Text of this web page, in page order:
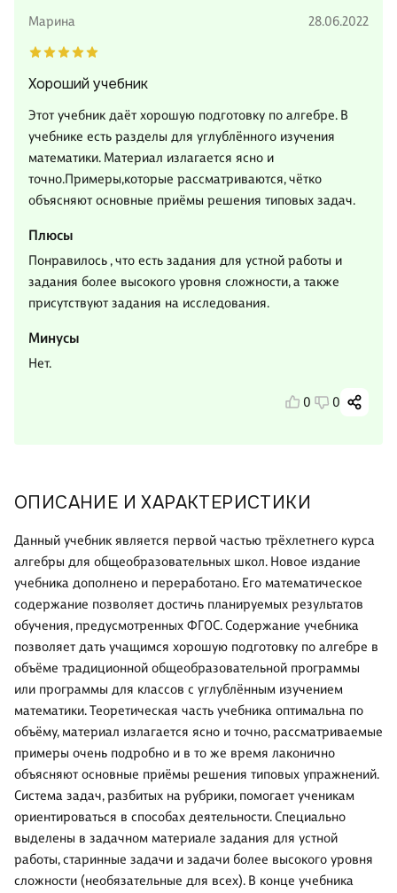
ОПИСАНИЕ И ХАРАКТЕРИСТИКИ
Данный учебник является первой частью трёхлетнего курса
алгебры для общеобразовательных школ. Новое издание
учебника дополнено и переработано. Его математическое
содержание позволяет достичь планируемых результатов
обучения, предусмотренных ФГОС. Содержание учебника
позволяет дать учащимся хорошую подготовку по алгебре в
объёме традиционной общеобразовательной программы
или программы для классов с углублённым изучением
математики. Теоретическая часть учебника оптимальна по
объёму, материал излагается ясно и точно, рассматриваемые
примеры очень подробно и в то же время лаконично
объясняют основные приёмы решения типовых упражнений.
Система задач, разбитых на рубрики, помогает ученикам
ориентироваться в способах деятельности. Специально
выделены в задачном материале задания для устной
работы, старинные задачи и задачи более высокого уровня
сложности (необязательные для всех). В конце учебника
Марина 28.06.2022
Хороший учебник
Этот учебник даёт хорошую подготовку по алгебре. В
учебнике есть разделы для углублённого изучения
математики. Материал излагается ясно и
точно.Примеры,которые рассматриваются, чётко
объясняют основные приёмы решения типовых задач.
Плюсы
Понравилось , что есть задания для устной работы и
задания более высокого уровня сложности, а также
присутствуют задания на исследования.
Минусы
Нет.
0 0